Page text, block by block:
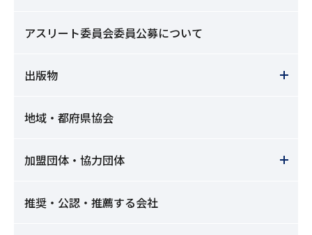
アスリート委員会委員公募について
出版物
地域・都府県協会
加盟団体・協力団体
推奨・公認・推薦する会社